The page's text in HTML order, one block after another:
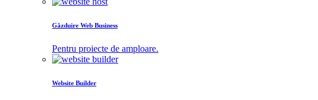
Găzduire Web Business
Pentru proiecte de amploare.
Website Builder